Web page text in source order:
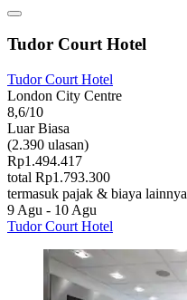
Tudor Court Hotel
Tudor Court Hotel
London City Centre
8,6/10
Luar Biasa
(2.390 ulasan)
Rp1.494.417
total Rp1.793.300
termasuk pajak & biaya lainnya
9 Agu - 10 Agu
Tudor Court Hotel